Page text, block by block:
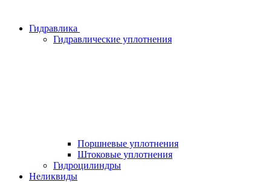
Гидравлика
Гидравлические уплотнения
Поршневые уплотнения
Штоковые уплотнения
Гидроцилиндры
Неликвиды